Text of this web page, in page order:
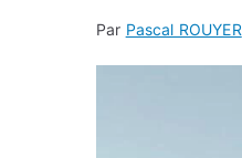
Par Pascal ROUYER